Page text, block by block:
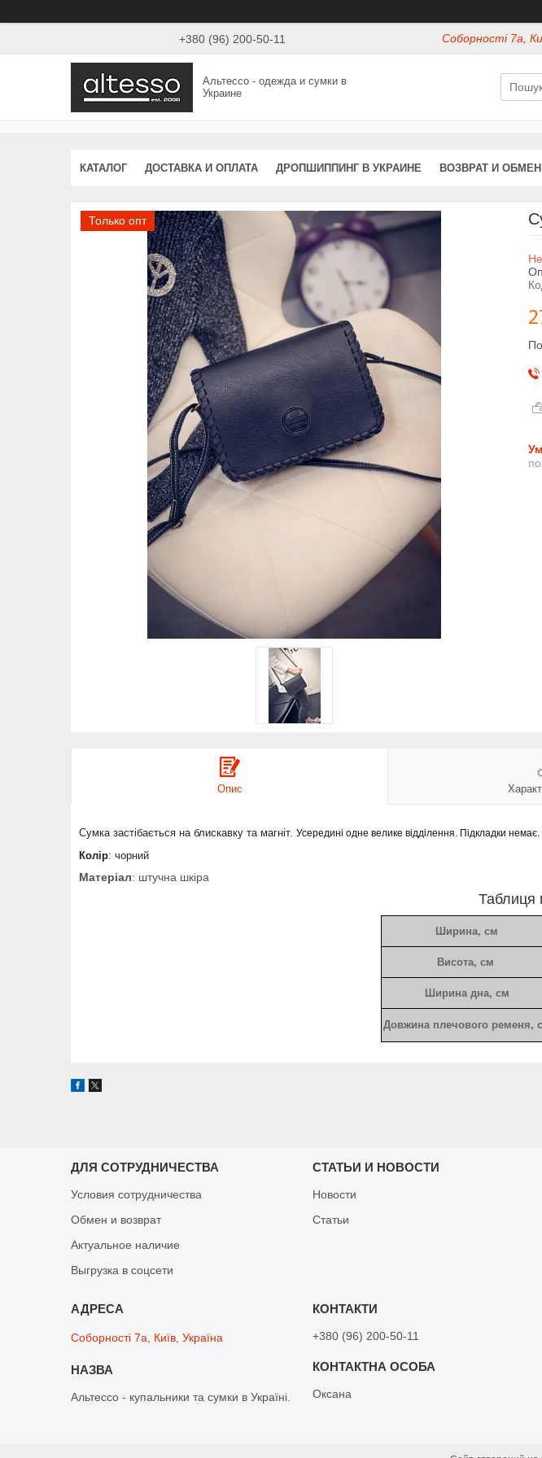
+380 (96) 200-50-11 Соборності 7а,
Альтессо - одежда и сумки в
Украине
КАТАЛОГ ДОСТАВКА И ОПЛАТА ДРОПШИППИНГ В УКРАИНЕ ВОЗВРАТ И ОБМЕН
Только опт
Опис
Сумка застібається на блискавку та магніт. Усередині одне велике відділення. Підкладки
Колір: чорний
Матеріал: штучна шкіра
Таблиця
Ширина, см
Висота, см
Ширина дна, см
Довжина плечового ременя,
ДЛЯ СОТРУДНИЧЕСТВА
Условия сотрудничества
Обмен и возврат
Актуальное наличие
Выгрузка в соцсети
СТАТЬИ И НОВОСТИ
Новости
Статьи
Соборності 7а, Київ, Україна
Альтессо - купальники та сумки в Україні.
+380 (96) 200-50-11
Оксана